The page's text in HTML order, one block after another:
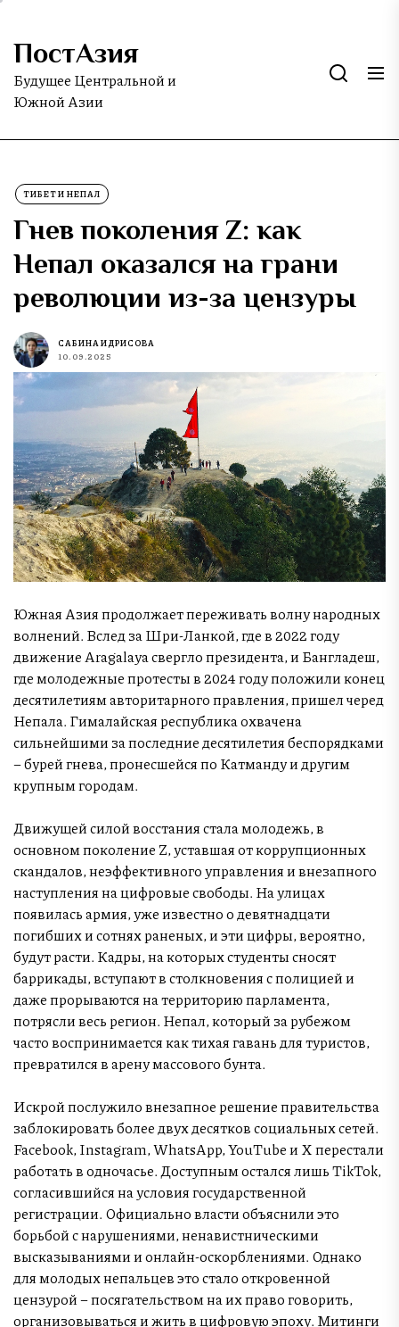
Skip
the
content
ПостАзия
Будущее Центральной и
Южной Азии
ТИБЕТ И НЕПАЛ
Гнев поколения Z: как
Непал оказался на грани
революции из-за цензуры
САБИНА ИДРИСОВА
10.09.2025
Южная Азия продолжает переживать волну народных
волнений. Вслед за Шри-Ланкой, где в 2022 году
движение Aragalaya свергло президента, и Бангладеш,
где молодежные протесты в 2024 году положили конец
десятилетиям авторитарного правления, пришел черед
Непала. Гималайская республика охвачена
сильнейшими за последние десятилетия беспорядками
– бурей гнева, пронесшейся по Катманду и другим
крупным городам.
Движущей силой восстания стала молодежь, в
основном поколение Z, уставшая от коррупционных
скандалов, неэффективного управления и внезапного
наступления на цифровые свободы. На улицах
появилась армия, уже известно о девятнадцати
погибших и сотнях раненых, и эти цифры, вероятно,
будут расти. Кадры, на которых студенты сносят
баррикады, вступают в столкновения с полицией и
даже прорываются на территорию парламента,
потрясли весь регион. Непал, который за рубежом
часто воспринимается как тихая гавань для туристов,
превратился в арену массового бунта.
Искрой послужило внезапное решение правительства
заблокировать более двух десятков социальных сетей.
Facebook, Instagram, WhatsApp, YouTube и X перестали
работать в одночасье. Доступным остался лишь TikTok,
согласившийся на условия государственной
регистрации. Официально власти объяснили это
борьбой с нарушениями, ненавистническими
высказываниями и онлайн-оскорблениями. Однако
для молодых непальцев это стало откровенной
цензурой – посягательством на их право говорить,
организовываться и жить в цифровую эпоху. Митинги